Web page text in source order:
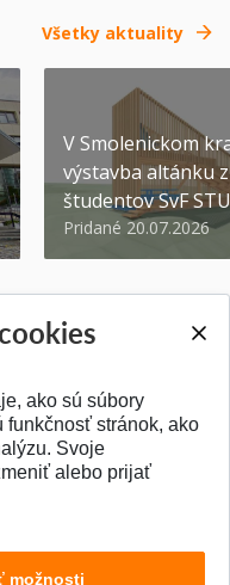
Všetky aktuality
V Smolenickom
výstavba altánku
študentov SvF STU
Pridané 20.07.2026
ako sú súbory
funkčnosť stránok, ako
Svoje
alebo prijať
možnosti